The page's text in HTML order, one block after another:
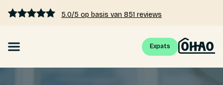
5.0/5 op basis van 851 reviews
Expats